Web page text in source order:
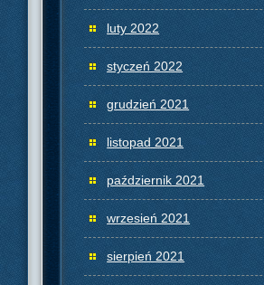
luty 2022
styczeń 2022
grudzień 2021
listopad 2021
październik 2021
wrzesień 2021
sierpień 2021